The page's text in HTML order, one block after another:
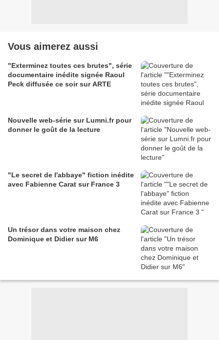
Vous aimerez aussi
"Exterminez toutes ces brutes", série
documentaire inédite signée Raoul
Peck diffusée ce soir sur ARTE
Nouvelle web-série sur Lumni.fr pour
donner le goût de la lecture
"Le secret de l'abbaye" fiction inédite
avec Fabienne Carat sur France 3
Un trésor dans votre maison chez
Dominique et Didier sur M6